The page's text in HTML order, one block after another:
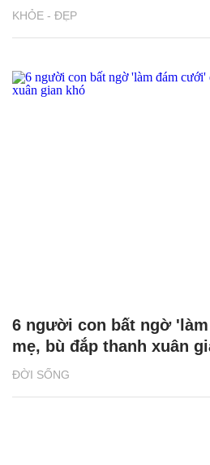
KHỎE - ĐẸP
ĐỜI SỐNG
6 người con bất ngờ
mẹ, bù đắp thanh xuân